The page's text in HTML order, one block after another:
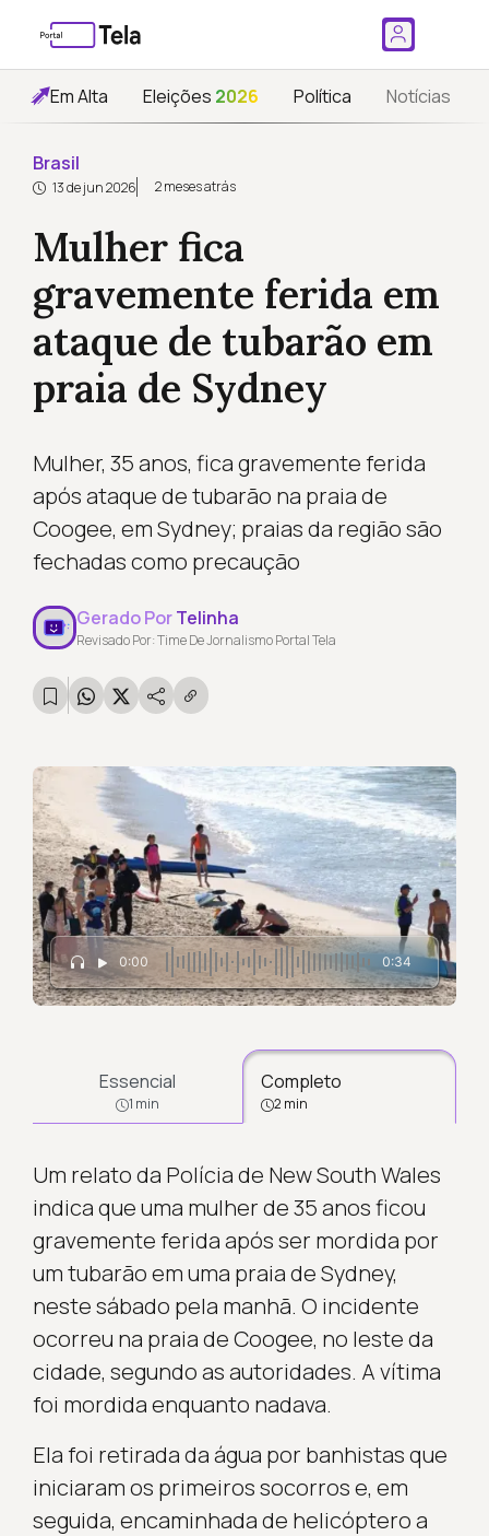
Em Alta Eleições 2026 Política Notícias
Brasil
13 de jun 2026 2 meses atrás
Mulher fica
gravemente ferida em
ataque de tubarão em
praia de Sydney
Mulher, 35 anos, fica gravemente ferida
após ataque de tubarão na praia de
Coogee, em Sydney; praias da região são
fechadas como precaução
Gerado PorTelinha
Revisado Por: Time De Jornalismo Portal Tela
0:00 0:34
Essencial
1 min
Completo
2 min
Um relato da Polícia de New South Wales
indica que uma mulher de 35 anos ficou
gravemente ferida após ser mordida por
um tubarão em uma praia de Sydney,
neste sábado pela manhã. O incidente
ocorreu na praia de Coogee, no leste da
cidade, segundo as autoridades. A vítima
foi mordida enquanto nadava.
Ela foi retirada da água por banhistas que
iniciaram os primeiros socorros e, em
seguida, encaminhada de helicóptero a